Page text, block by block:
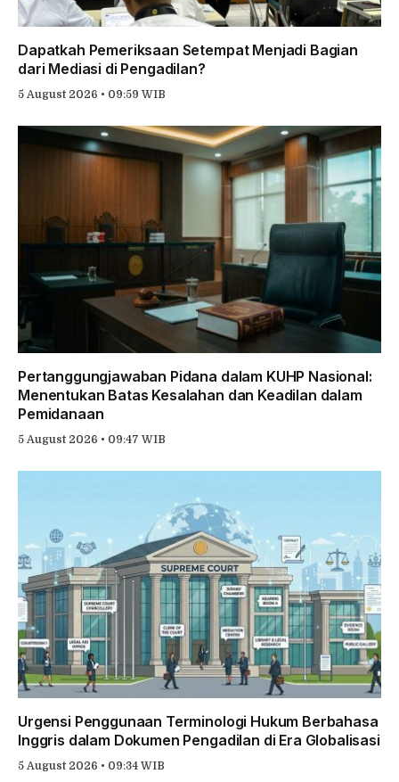
Dapatkah Pemeriksaan Setempat Menjadi Bagian
dari Mediasi di Pengadilan?
5 August 2026 • 09:59 WIB
Pertanggungjawaban Pidana dalam KUHP Nasional:
Menentukan Batas Kesalahan dan Keadilan dalam
Pemidanaan
5 August 2026 • 09:47 WIB
Urgensi Penggunaan Terminologi Hukum Berbahasa
Inggris dalam Dokumen Pengadilan di Era Globalisasi
5 August 2026 • 09:34 WIB